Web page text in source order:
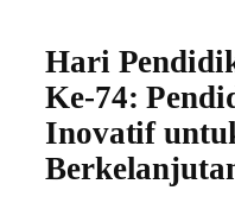
Hari
Ke-74:
Inovatif